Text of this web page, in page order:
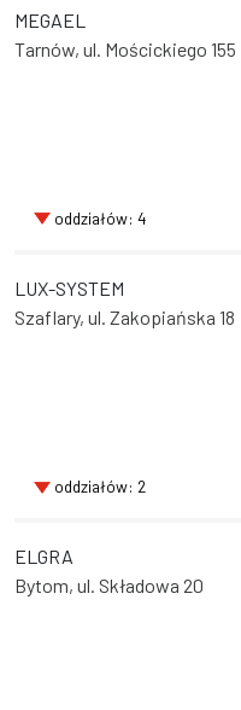
MEGAEL
Tarnów, ul. Mościckiego 155
oddziałów: 4
LUX-SYSTEM
Szaflary, ul. Zakopiańska 18
oddziałów: 2
ELGRA
Bytom, ul. Składowa 20